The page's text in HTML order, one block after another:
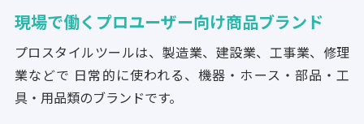
現場で働くプロユーザー向け商品ブランド
プロスタイルツールは、製造業、建設業、工事業、修理
業などで 日常的に使われる、機器・ホース・部品・工
具・用品類のブランドです。